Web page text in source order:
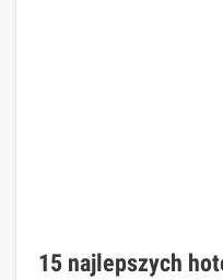
15 najlepszych